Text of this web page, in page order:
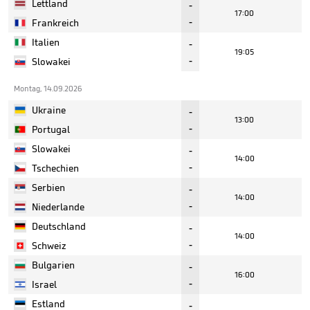
Lettland
Frankreich
-
-
17:00
Italien
Slowakei
-
-
19:05
Montag, 14.09.2026
Ukraine
Portugal
-
-
13:00
Slowakei
Tschechien
-
-
14:00
Serbien
Niederlande
-
-
14:00
Deutschland
Schweiz
-
-
14:00
Bulgarien
Israel
-
-
16:00
Estland -